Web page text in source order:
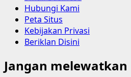
Hubungi Kami
Peta Situs
Kebijakan Privasi
Beriklan Disini
Jangan melewatkan